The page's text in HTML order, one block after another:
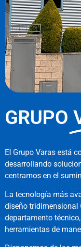
GRUPO
El Grupo Varas está
desarrollando
centramos en el
La tecnología más
diseño tridimensional
departamento
herramientas de